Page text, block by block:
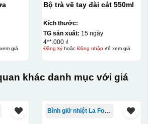
giá
Bộ trà vẽ tay đài cát 550ml
Kích thước:
TG sản xuất: 15 ngày
4**.000 ₫
Đăng kýhoặc Đăng nhậpđể xem giá
khác danh mục với giá
Bình giữ nhiệt La Fonte